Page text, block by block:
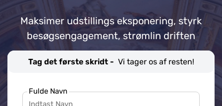
Maksimer udstillings eksponering, styrk
besøgsengagement, strømlin driften
Tag det første skridt - Vi tager os af resten!
Fulde Navn